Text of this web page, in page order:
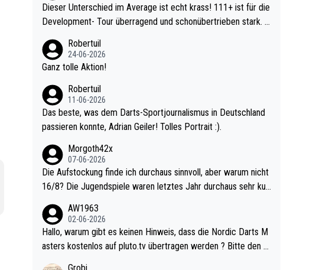
Dieser Unterschied im Average ist echt krass! 111+ ist für die
Development- Tour überragend und schonübertrieben stark. U
e mal 40+ erst recht. Da gewinnst keinen Blumentopf - ist ja n
och krasser wie ein Pokalspiel eines Kreisligisten vs einem Bu
Robertuil
24-06-2026
Ganz tolle Aktion!
Robertuil
11-06-2026
Das beste, was dem Darts-Sportjournalismus in Deutschland
passieren konnte, Adrian Geiler! Tolles Portrait :).
Morgoth42x
07-06-2026
Die Aufstockung finde ich durchaus sinnvoll, aber warum nicht
16/8? Die Jugendspiele waren letztes Jahr durchaus sehr kur
l. Allerdings ist Mitchell Lawrie als Nummer 1 der Welt eh quali
fiziert. Somit ändert die automatische Qualifikation des Weltm
eisters erstmal nichts. Ich denke sie wollen damit für nächste
AW1963
02-06-2026
Hallo, warum gibt es keinen Hinweis, dass die Nordic Darts M
asters kostenlos auf pluto.tv übertragen werden ? Bitte den A